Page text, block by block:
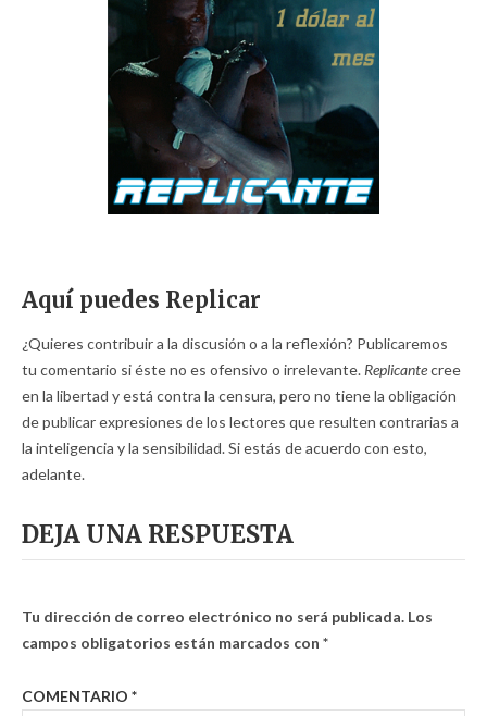
Aquí puedes Replicar
¿Quieres contribuir a la discusión o a la reflexión? Publicaremos
tu comentario si éste no es ofensivo o irrelevante. Replicantecree
en la libertad y está contra la censura, pero no tiene la obligación
de publicar expresiones de los lectores que resulten contrarias a
la inteligencia y la sensibilidad. Si estás de acuerdo con esto,
adelante.
DEJA UNA RESPUESTA
Tu dirección de correo electrónico no será publicada. Los
campos obligatorios están marcados con *
COMENTARIO *